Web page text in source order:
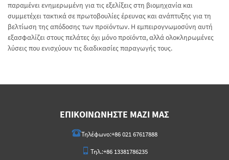
παραμένει ενημερωμένη για τις εξελίξεις στη βιομηχανία και
συμμετέχει τακτικά σε πρωτοβουλίες έρευνας και ανάπτυξης για τη
βελτίωση της απόδοσης των προϊόντων. Η εμπειρογνωμοσύνη αυτή
εξασφαλίζει στους πελάτες όχι μόνο προϊόντα, αλλά ολοκληρωμένες
λύσεις που ενισχύουν τις διαδικασίες παραγωγής τους.
ΕΠΙΚΟΙΝΩΝΉΣΤΕ ΜΑΖΊ ΜΑΣ
Τηλέφωνο:+86 021 67617888
Τηλ.:+86 13381786235